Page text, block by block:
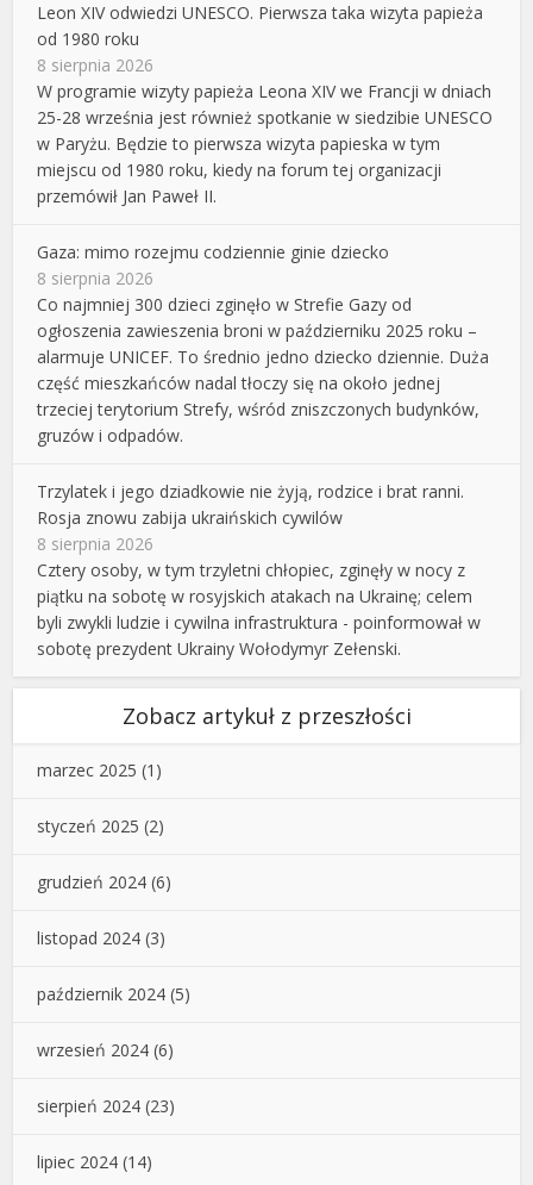
Leon XIV odwiedzi UNESCO. Pierwsza taka wizyta papieża
od 1980 roku
8 sierpnia 2026
W programie wizyty papieża Leona XIV we Francji w dniach
25-28 września jest również spotkanie w siedzibie UNESCO
w Paryżu. Będzie to pierwsza wizyta papieska w tym
miejscu od 1980 roku, kiedy na forum tej organizacji
przemówił Jan Paweł II.
Gaza: mimo rozejmu codziennie ginie dziecko
8 sierpnia 2026
Co najmniej 300 dzieci zginęło w Strefie Gazy od
ogłoszenia zawieszenia broni w październiku 2025 roku –
alarmuje UNICEF. To średnio jedno dziecko dziennie. Duża
część mieszkańców nadal tłoczy się na około jednej
trzeciej terytorium Strefy, wśród zniszczonych budynków,
gruzów i odpadów.
Trzylatek i jego dziadkowie nie żyją, rodzice i brat ranni.
Rosja znowu zabija ukraińskich cywilów
8 sierpnia 2026
Cztery osoby, w tym trzyletni chłopiec, zginęły w nocy z
piątku na sobotę w rosyjskich atakach na Ukrainę; celem
byli zwykli ludzie i cywilna infrastruktura - poinformował w
sobotę prezydent Ukrainy Wołodymyr Zełenski.
Zobacz artykuł z przeszłości
marzec 2025 (1)
styczeń 2025 (2)
grudzień 2024 (6)
listopad 2024 (3)
październik 2024 (5)
wrzesień 2024 (6)
sierpień 2024 (23)
lipiec 2024 (14)